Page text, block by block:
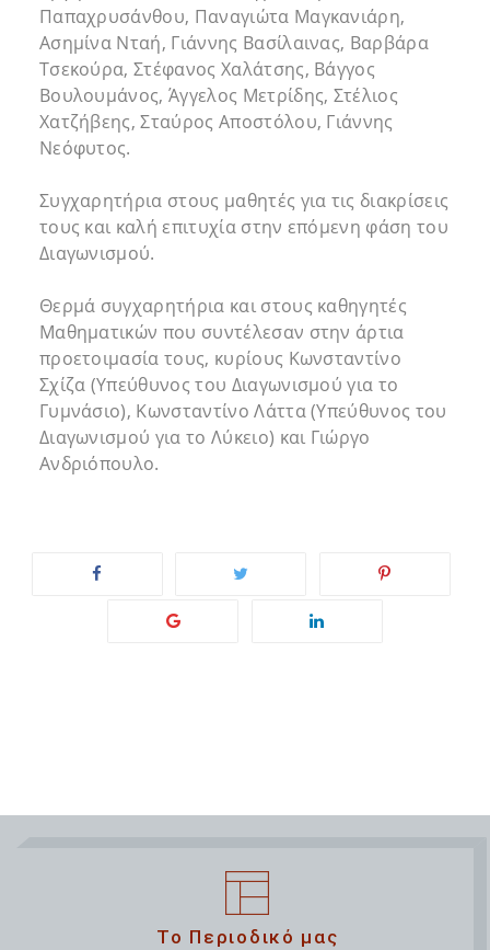
Παπαχρυσάνθου, Παναγιώτα Μαγκανιάρη,
Ασημίνα Νταή, Γιάννης Βασίλαινας, Βαρβάρα
Τσεκούρα, Στέφανος Χαλάτσης, Βάγγος
Βουλουμάνος, Άγγελος Μετρίδης, Στέλιος
Χατζήβεης, Σταύρος Αποστόλου, Γιάννης
Νεόφυτος.
Συγχαρητήρια στους μαθητές για τις διακρίσεις
τους και καλή επιτυχία στην επόμενη φάση του
Διαγωνισμού.
Θερμά συγχαρητήρια και στους καθηγητές
Μαθηματικών που συντέλεσαν στην άρτια
προετοιμασία τους, κυρίους Κωνσταντίνο
Σχίζα (Υπεύθυνος του Διαγωνισμού για το
Γυμνάσιο), Κωνσταντίνο Λάττα (Υπεύθυνος του
Διαγωνισμού για το Λύκειο) και Γιώργο
Ανδριόπουλο.
Το Περιοδικό μας